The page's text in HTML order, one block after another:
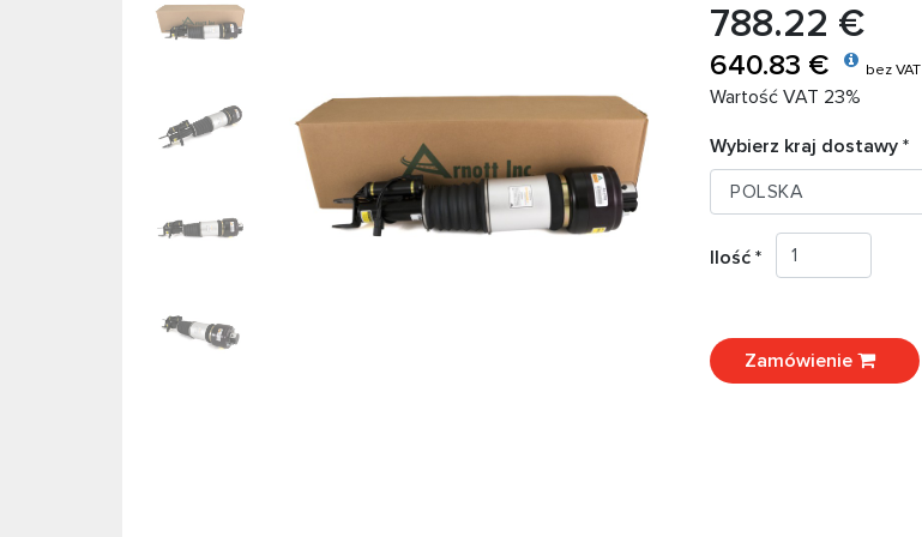
788.22 €
640.83 € bez VAT
Wartość VAT 23%
Wybierz kraj dostawy *
Ilość *
Zamówienie